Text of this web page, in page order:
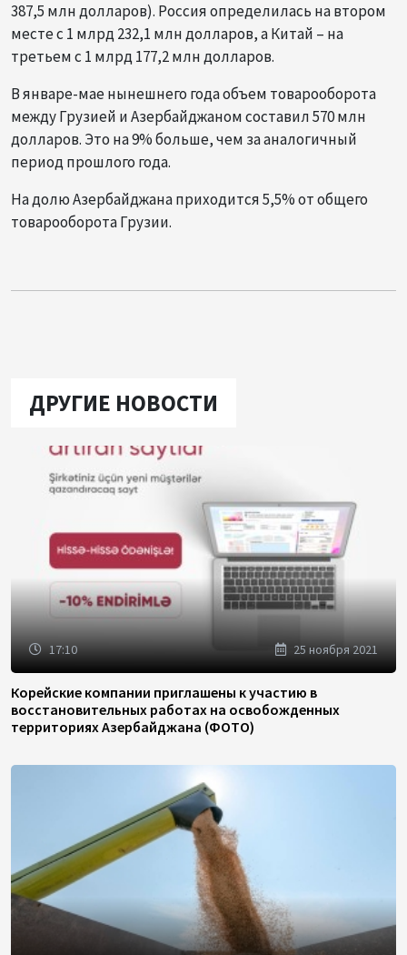
387,5 млн долларов). Россия определилась на втором
месте с 1 млрд 232,1 млн долларов, а Китай – на
третьем с 1 млрд 177,2 млн долларов.
В январе-мае нынешнего года объем товарооборота
между Грузией и Азербайджаном составил 570 млн
долларов. Это на 9% больше, чем за аналогичный
период прошлого года.
На долю Азербайджана приходится 5,5% от общего
товарооборота Грузии.
ДРУГИЕ НОВОСТИ
17:10 25 ноября 2021
Корейские компании приглашены к участию в
восстановительных работах на освобожденных
территориях Азербайджана (ФОТО)